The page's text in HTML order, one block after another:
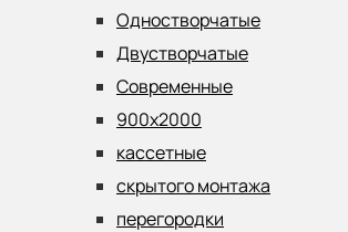
Одностворчатые
Двустворчатые
Современные
900x2000
кассетные
скрытого монтажа
перегородки